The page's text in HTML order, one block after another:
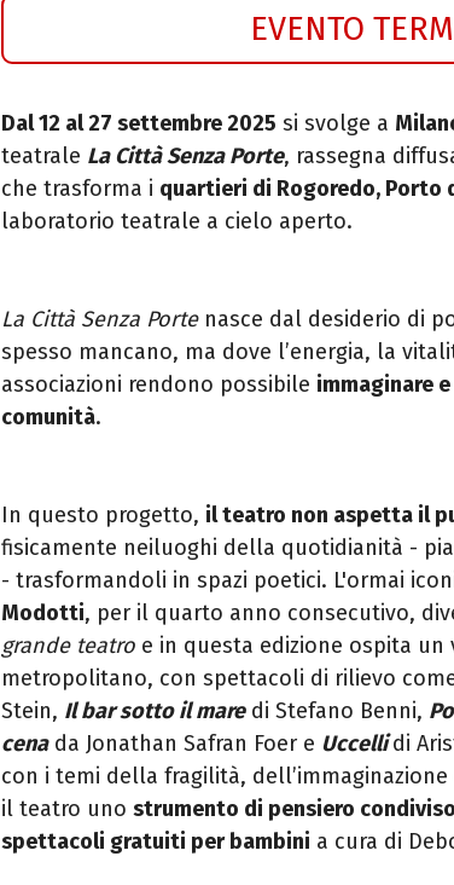
EVENTO
Dal 12 al 27 settembre 2025 si svolge a
teatrale La Città Senza Porte, rassegna
che trasforma i quartieri di Rogoredo, Porto
laboratorio teatrale a cielo aperto.
La Città Senza Portenasce dal desiderio di
spesso mancano, ma dove l’energia, la
associazioni rendono possibile immaginare
comunità.
In questo progetto, il teatro non aspetta il
fisicamente neiluoghi della quotidianità -
- trasformandoli in spazi poetici. L'ormai
Modotti, per il quarto anno consecutivo,
grande teatro e in questa edizione ospita un
metropolitano, con spettacoli di rilievo
Stein, Il bar sotto il maredi Stefano Benni,
cenada Jonathan Safran Foer e Uccellidi
con i temi della fragilità,
il teatro uno strumento di pensiero
spettacoli gratuiti per bambini a cura di